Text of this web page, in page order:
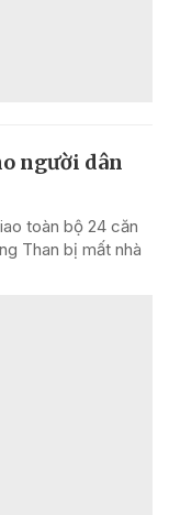
người dân
toàn bộ 24 căn
Than bị mất nhà